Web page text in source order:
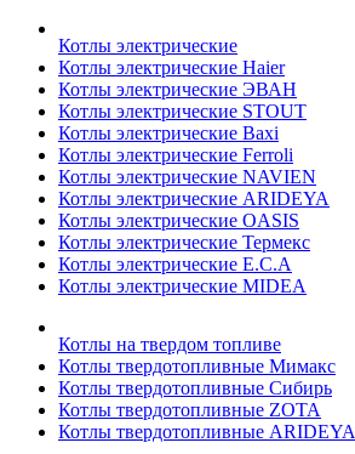
Котлы электрические
Котлы электрические Haier
Котлы электрические ЭВАН
Котлы электрические STOUT
Котлы электрические Baxi
Котлы электрические Ferroli
Котлы электрические NAVIEN
Котлы электрические ARIDEYA
Котлы электрические OASIS
Котлы электрические Термекс
Котлы электрические E.C.A
Котлы электрические MIDEA
Котлы на твердом топливе
Котлы твердотопливные Мимакс
Котлы твердотопливные Сибирь
Котлы твердотопливные ZOTA
Котлы твердотопливные ARIDEYA